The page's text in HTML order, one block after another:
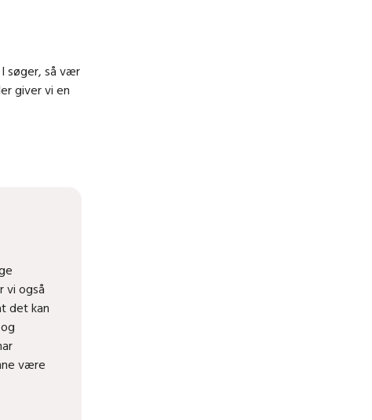
søger, så vær
giver vi en
vi også
det kan
være